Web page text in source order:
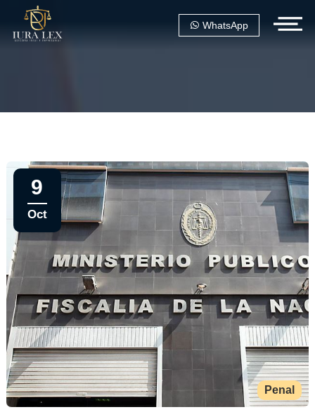
WhatsApp
Penal
9
Oct